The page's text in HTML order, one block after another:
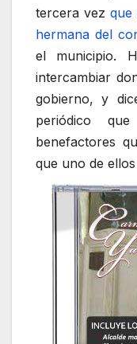
tercera vez que
hermana del
el municipio.
intercambiar
gobierno, y
periódico
benefactores
que uno de